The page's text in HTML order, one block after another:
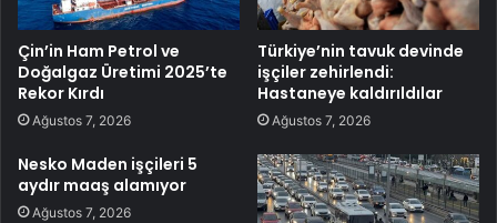
Çin’in Ham Petrol ve
Doğalgaz Üretimi 2025’te
Rekor Kırdı
Ağustos 7, 2026
Türkiye’nin tavuk devinde
işçiler zehirlendi:
Hastaneye kaldırıldılar
Ağustos 7, 2026
Nesko Maden işçileri 5
aydır maaş alamıyor
Ağustos 7, 2026